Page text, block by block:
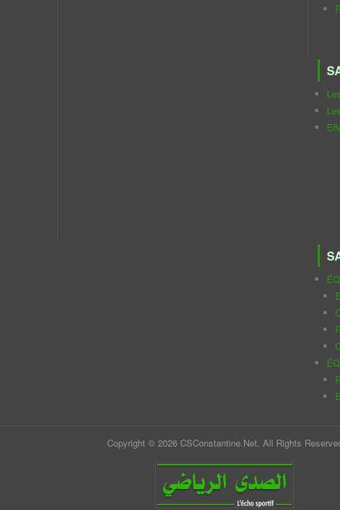
Copyright © 2026 CSConstantine.Net. All Rights